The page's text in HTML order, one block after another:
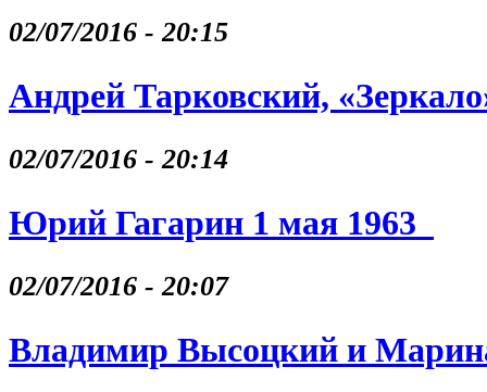
02/07/2016 - 20:15
Андрей Тарковский,
02/07/2016 - 20:14
Юрий Гагарин 1 мая 1963
02/07/2016 - 20:07
Владимир Высоцкий и